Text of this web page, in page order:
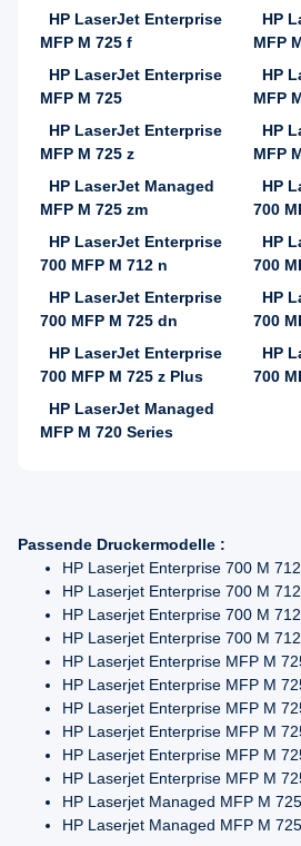
HP LaserJet Enterprise
MFP M 725 f
HP
MFP
HP LaserJet Enterprise
MFP M 725
HP
MFP
HP LaserJet Enterprise
MFP M 725 z
HP
MFP
HP LaserJet Managed
MFP M 725 zm
HP
700
HP LaserJet Enterprise
700 MFP M 712 n
HP
700
HP LaserJet Enterprise
700 MFP M 725 dn
HP
700
HP LaserJet Enterprise
700 MFP M 725 z Plus
HP
700
HP LaserJet Managed
MFP M 720 Series
Passende Druckermodelle :
HP Laserjet Enterprise 700 M 712
HP Laserjet Enterprise 700 M
HP Laserjet Enterprise 700 M
HP Laserjet Enterprise 700 M
HP Laserjet Enterprise MFP M
HP Laserjet Enterprise MFP M
HP Laserjet Enterprise MFP M
HP Laserjet Enterprise MFP M
HP Laserjet Enterprise MFP M
HP Laserjet Enterprise MFP M
HP Laserjet Managed MFP M
HP Laserjet Managed MFP M